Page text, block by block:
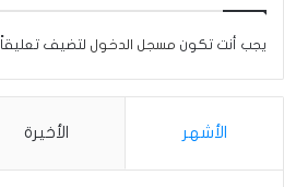
يجب أنت تكون مسجل الدخول لتضيف تعليقاً.
الأشهر الأخيرة